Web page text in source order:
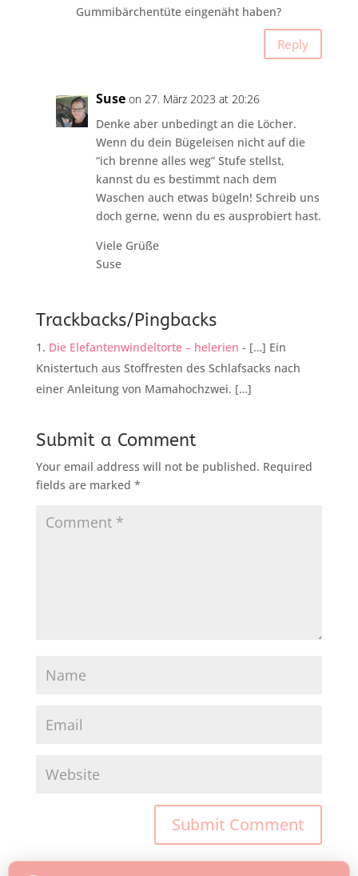
Gummibärchentüte eingenäht haben?
Reply
Suse on 27. März 2023 at 20:26
Denke aber unbedingt an die Löcher.
Wenn du dein Bügeleisen nicht auf die
“ich brenne alles weg” Stufe stellst,
kannst du es bestimmt nach dem
Waschen auch etwas bügeln! Schreib uns
doch gerne, wenn du es ausprobiert hast.
Viele Grüße
Suse
Trackbacks/Pingbacks
Die Elefantenwindeltorte – helerien - […] Ein
Knistertuch aus Stoffresten des Schlafsacks nach
einer Anleitung von Mamahochzwei. […]
Submit a Comment
Your email address will not be published. Required
fields are marked *